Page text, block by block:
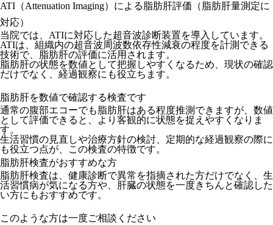
ATI（Attenuation Imaging）による脂肪肝評価（脂肪肝量測定に
対応）
当院では、ATIに対応した超音波診断装置を導入しています。
ATIは、組織内の超音波周波数依存性減衰の程度を計測できる
技術で、脂肪肝の評価に活用されます。
脂肪肝の状態を数値として把握しやすくなるため、現状の確認
だけでなく、経過観察にも役立ちます。
脂肪肝を数値で確認する検査です
通常の腹部エコーでも脂肪肝はある程度推測できますが、数値
として評価できると、より客観的に状態を捉えやすくなりま
す。
生活習慣の見直しや治療方針の検討、定期的な経過観察の際に
も役立つ点が、この検査の特徴です。
脂肪肝検査がおすすめな方
脂肪肝検査は、健康診断で異常を指摘された方だけでなく、生
活習慣病が気になる方や、肝臓の状態を一度きちんと確認した
い方にもおすすめです。
このような方は一度ご相談ください